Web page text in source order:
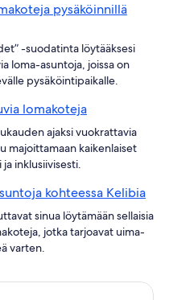
pysäköinnillä
-suodatinta löytääksesi
loma-asuntoja, joissa on
pysäköintipaikalle.
lomakoteja
ajaksi vuokrattavia
majoittamaan kaikenlaiset
inklusiivisesti.
kohteessa Kelibia
sinua löytämään sellaisia
jotka tarjoavat uima-
varten.